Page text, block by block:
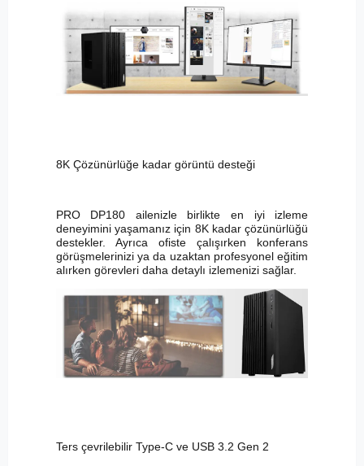
8K Çözünürlüğe kadar görüntü desteği
PRO DP180 ailenizle birlikte en iyi izleme
deneyimini yaşamanız için 8K kadar çözünürlüğü
destekler. Ayrıca ofiste çalışırken konferans
görüşmelerinizi ya da uzaktan profesyonel eğitim
alırken görevleri daha detaylı izlemenizi sağlar.
Ters çevrilebilir Type-C ve USB 3.2 Gen 2